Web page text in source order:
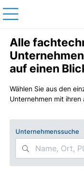
Alle
auf einen
Wählen Sie aus den
Unternehmen mit
Unternehmenssuche